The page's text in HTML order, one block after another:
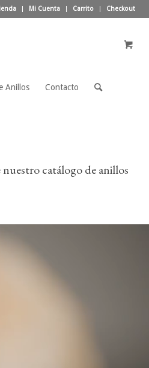
Mi Cuenta Carrito Checkout
Anillos Contacto
catálogo de anillos